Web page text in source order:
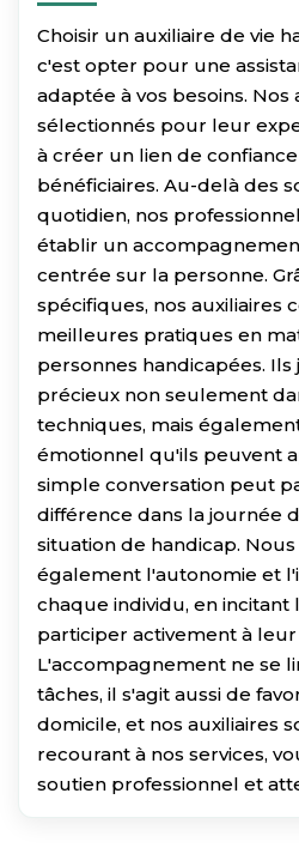
Choisir un auxiliaire de vie
c'est opter pour une
adaptée à vos besoins. Nos
sélectionnés pour leur
à créer un lien de
bénéficiaires. Au-delà des
quotidien, nos
établir un
centrée sur la personne.
spécifiques, nos auxiliaires
meilleures pratiques en
personnes handicapées.
précieux non seulement
techniques, mais
émotionnel qu'ils peuvent
simple conversation peut
différence dans la journée
situation de handicap. Nous
également l'autonomie et
chaque individu, en incitant
participer activement à
L'accompagnement ne se
tâches, il s'agit aussi de
domicile, et nos auxiliaires
recourant à nos services,
soutien professionnel et